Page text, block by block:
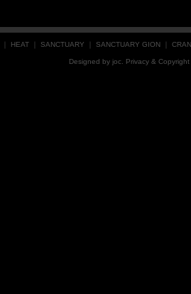
HEAT SANCTUARY SANCTUARY GION
Designed by joc . Privacy &